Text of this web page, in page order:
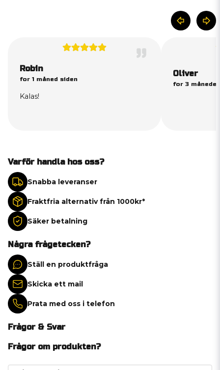
Robin
for 1 måned siden
Kalas!
Oliver
for 3
Varför handla hos oss?
Snabba leveranser
Fraktfria alternativ från 1000kr*
Säker betalning
Några frågetecken?
Ställ en produktfråga
Skicka ett mail
Prata med oss i telefon
Frågor & Svar
Frågor om produkten?